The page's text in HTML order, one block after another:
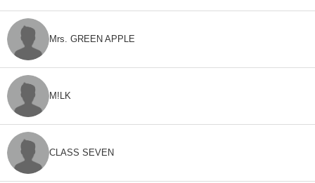
Mrs. GREEN APPLE
M!LK
CLASS SEVEN